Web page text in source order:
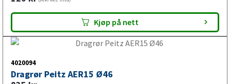
Trekkerør til skaphenger og
vannscooterhenger
Kjøp på nett
4020094
Dragrør Peitz AER15 Ø46